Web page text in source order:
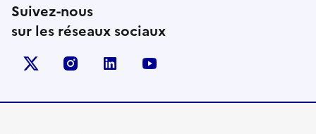
Suivez-nous
sur les réseaux sociaux
X (anciennement Twitter)
instagramlinkedin